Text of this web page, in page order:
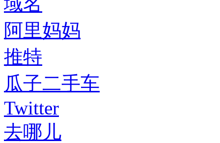
阿里妈妈
推特
瓜子二手车
Twitter
去哪儿